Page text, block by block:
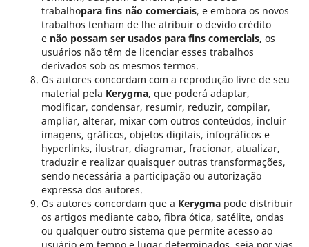
trabalhopara fins não comerciais, e embora os novos
trabalhos tenham de lhe atribuir o devido crédito
e não possam ser usados para fins comerciais, os
usuários não têm de licenciar esses trabalhos
derivados sob os mesmos termos.
Os autores concordam com a reprodução livre de seu
material pela Kerygma, que poderá adaptar,
modificar, condensar, resumir, reduzir, compilar,
ampliar, alterar, mixar com outros conteúdos, incluir
imagens, gráficos, objetos digitais, infográficos e
hyperlinks, ilustrar, diagramar, fracionar, atualizar,
traduzir e realizar quaisquer outras transformações,
sendo necessária a participação ou autorização
expressa dos autores.
Os autores concordam que a Kerygmapode distribuir
os artigos mediante cabo, fibra ótica, satélite, ondas
ou qualquer outro sistema que permite acesso ao